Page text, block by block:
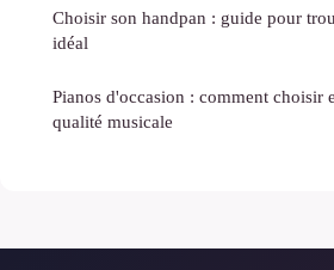
Choisir son handpan : guide pour
idéal
Pianos d'occasion : comment choisir
qualité musicale